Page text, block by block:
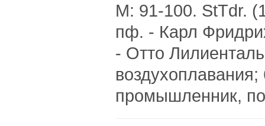
М: 91-100. StTdr.
пф. - Карл
- Отто
промышленник,